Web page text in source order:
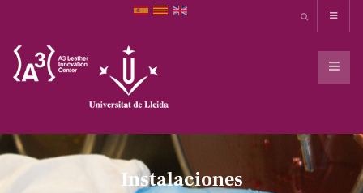
Instalaciones